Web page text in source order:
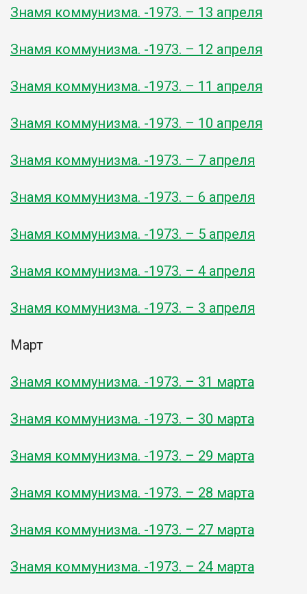
Знамя коммунизма. -1973. – 13 апреля
Знамя коммунизма. -1973. – 12 апреля
Знамя коммунизма. -1973. – 11 апреля
Знамя коммунизма. -1973. – 10 апреля
Знамя коммунизма. -1973. – 7 апреля
Знамя коммунизма. -1973. – 6 апреля
Знамя коммунизма. -1973. – 5 апреля
Знамя коммунизма. -1973. – 4 апреля
Знамя коммунизма. -1973. – 3 апреля
Март
Знамя коммунизма. -1973. – 31 марта
Знамя коммунизма. -1973. – 30 марта
Знамя коммунизма. -1973. – 29 марта
Знамя коммунизма. -1973. – 28 марта
Знамя коммунизма. -1973. – 27 марта
Знамя коммунизма. -1973. – 24 марта